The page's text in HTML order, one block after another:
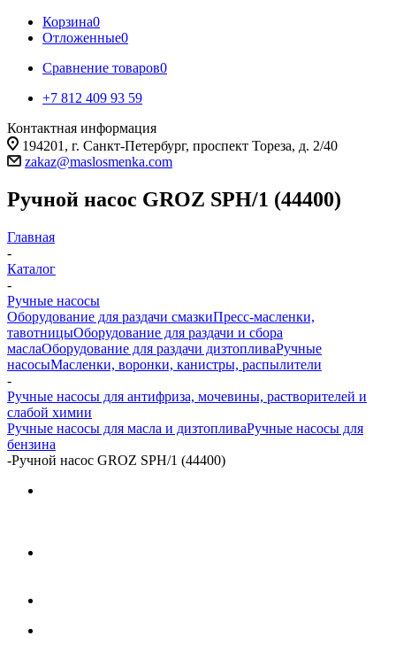
Корзина0
Отложенные0
Сравнение товаров0
+7 812 409 93 59
Контактная информация
194201, г. Санкт-Петербург, проспект Тореза, д. 2/40
zakaz@maslosmenka.com
Ручной насос GROZ SPH/1 (44400)
Главная
-
Каталог
-
Ручные насосы
Оборудование для раздачи смазкиПресс-масленки,
тавотницыОборудование для раздачи и сбора
маслаОборудование для раздачи дизтопливаРучные
насосыМасленки, воронки, канистры, распылители
-
Ручные насосы для антифриза, мочевины, растворителей и
слабой химии
Ручные насосы для масла и дизтопливаРучные насосы для
бензина
-Ручной насос GROZ SPH/1 (44400)